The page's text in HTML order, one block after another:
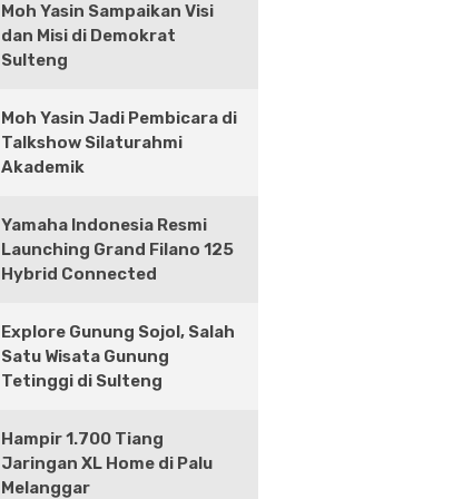
Moh Yasin Sampaikan Visi
dan Misi di Demokrat
Sulteng
Moh Yasin Jadi Pembicara di
Talkshow Silaturahmi
Akademik
Yamaha Indonesia Resmi
Launching Grand Filano 125
Hybrid Connected
Explore Gunung Sojol, Salah
Satu Wisata Gunung
Tetinggi di Sulteng
Hampir 1.700 Tiang
Jaringan XL Home di Palu
Melanggar